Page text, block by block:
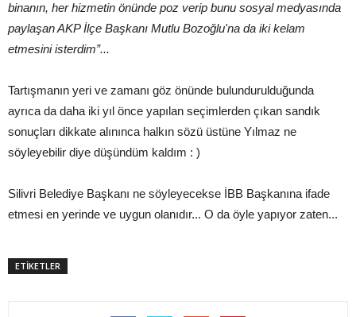
binanın, her hizmetin önünde poz verip bunu sosyal medyasında
paylaşan AKP İlçe Başkanı Mutlu Bozoğlu'na da iki kelam
etmesini isterdim”...
Tartışmanın yeri ve zamanı göz önünde bulundurulduğunda
ayrıca da daha iki yıl önce yapılan seçimlerden çıkan sandık
sonuçları dikkate alınınca halkın sözü üstüne Yılmaz ne
söyleyebilir diye düşündüm kaldım : )
Silivri Belediye Başkanı ne söyleyecekse İBB Başkanına ifade
etmesi en yerinde ve uygun olanıdır... O da öyle yapıyor zaten...
ETİKETLER